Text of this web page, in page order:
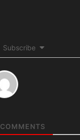
Subscribe
COMMENTS